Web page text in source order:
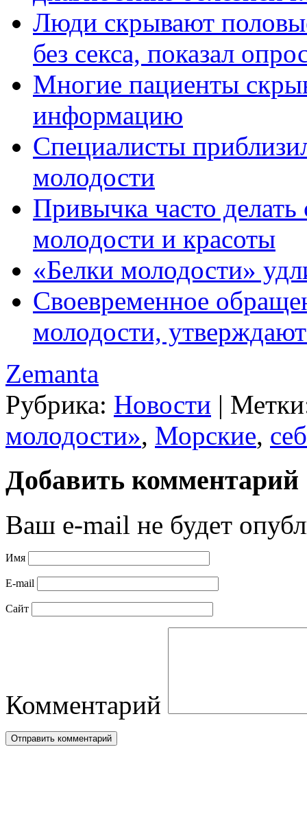
Люди скрывают
без секса, показал
Многие пациенты
информацию
Специалисты
молодости
Привычка часто
молодости и красоты
«Белки молодости»
Своевременное
молодости,
Zemanta
Рубрика: Новости |
молодости», Морские,
Добавить комментарий
Ваш e-mail не будет
Имя
E-mail
Сайт
Комментарий